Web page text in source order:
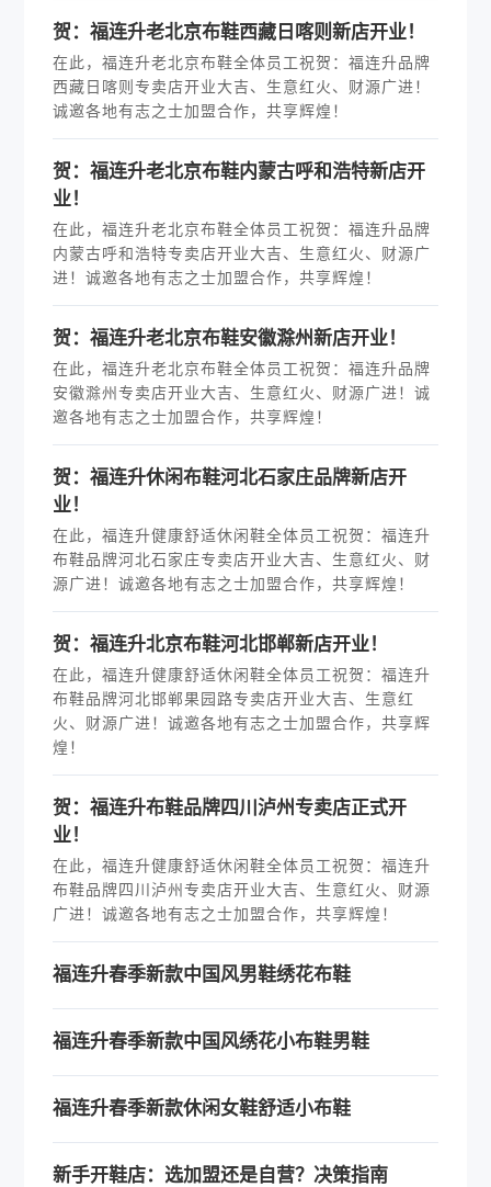
贺：福连升老北京布鞋西藏日喀则新店开业！
在此，福连升老北京布鞋全体员工祝贺：福连升品牌
西藏日喀则专卖店开业大吉、生意红火、财源广进！
诚邀各地有志之士加盟合作，共享辉煌！
贺：福连升老北京布鞋内蒙古呼和浩特新店开
业！
在此，福连升老北京布鞋全体员工祝贺：福连升品牌
内蒙古呼和浩特专卖店开业大吉、生意红火、财源广
进！诚邀各地有志之士加盟合作，共享辉煌！
贺：福连升老北京布鞋安徽滁州新店开业！
在此，福连升老北京布鞋全体员工祝贺：福连升品牌
安徽滁州专卖店开业大吉、生意红火、财源广进！诚
邀各地有志之士加盟合作，共享辉煌！
贺：福连升休闲布鞋河北石家庄品牌新店开
业！
在此，福连升健康舒适休闲鞋全体员工祝贺：福连升
布鞋品牌河北石家庄专卖店开业大吉、生意红火、财
源广进！诚邀各地有志之士加盟合作，共享辉煌！
贺：福连升北京布鞋河北邯郸新店开业！
在此，福连升健康舒适休闲鞋全体员工祝贺：福连升
布鞋品牌河北邯郸果园路专卖店开业大吉、生意红
火、财源广进！诚邀各地有志之士加盟合作，共享辉
煌！
贺：福连升布鞋品牌四川泸州专卖店正式开
业！
在此，福连升健康舒适休闲鞋全体员工祝贺：福连升
布鞋品牌四川泸州专卖店开业大吉、生意红火、财源
广进！诚邀各地有志之士加盟合作，共享辉煌！
福连升春季新款中国风男鞋绣花布鞋
福连升春季新款中国风绣花小布鞋男鞋
福连升春季新款休闲女鞋舒适小布鞋
新手开鞋店：选加盟还是自营？决策指南